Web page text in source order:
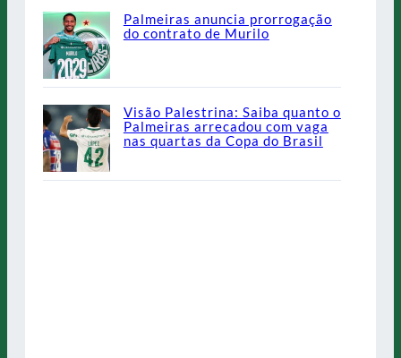
Palmeiras anuncia prorrogação
do contrato de Murilo
Visão Palestrina: Saiba quanto o
Palmeiras arrecadou com vaga
nas quartas da Copa do Brasil